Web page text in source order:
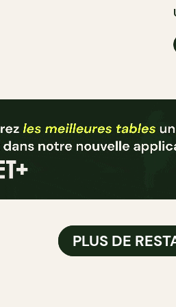
PLUS DE